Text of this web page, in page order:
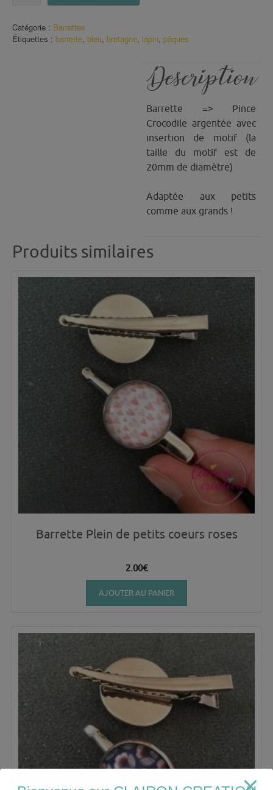
Lapin
Catégorie : Barrettes
Étiquettes : barrette, bleu, bretagne, lapin, pâques
Description
Barrette => Pince
Crocodile argentée avec
insertion de motif (la
taille du motif est de
20mm de diamètre)
Adaptée aux petits
comme aux grands !
Produits similaires
Barrette Plein de petits coeurs roses
2.00€
AJOUTER AU PANIER